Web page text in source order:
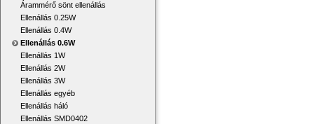
Árammérő sönt ellenállás
Ellenállás 0.25W
Ellenállás 0.4W
Ellenállás 0.6W
Ellenállás 1W
Ellenállás 2W
Ellenállás 3W
Ellenállás egyéb
Ellenállás háló
Ellenállás SMD0402